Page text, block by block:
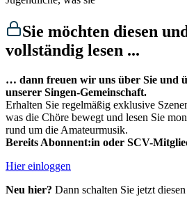
Sie möchten diesen
vollständig lesen ...
… dann freuen wir uns über Sie und
unserer Singen-Gemeinschaft.
Erhalten Sie regelmäßig exklusive
was die Chöre bewegt und lesen Sie
rund um die Amateurmusik.
Bereits Abonnent:in oder SCV-
Hier einloggen
Neu hier? Dann schalten Sie jetzt